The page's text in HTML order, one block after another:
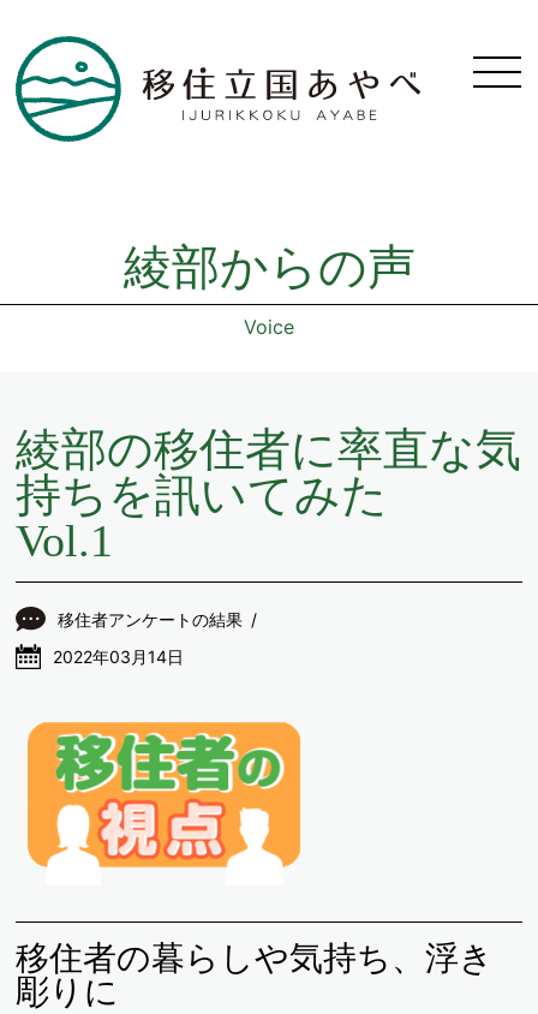
綾部からの声
Voice
綾部の移住者に率直な気
持ちを訊いてみた
Vol.1
移住者アンケートの結果
2022年03月14日
移住者の暮らしや気持ち、浮き
彫りに